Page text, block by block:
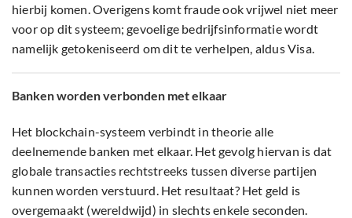
hierbij komen. Overigens komt fraude ook vrijwel niet meer
voor op dit systeem; gevoelige bedrijfsinformatie wordt
namelijk getokeniseerd om dit te verhelpen, aldus Visa.
Banken worden verbonden met elkaar
Het blockchain-systeem verbindt in theorie alle
deelnemende banken met elkaar. Het gevolg hiervan is dat
globale transacties rechtstreeks tussen diverse partijen
kunnen worden verstuurd. Het resultaat? Het geld is
overgemaakt (wereldwijd) in slechts enkele seconden.